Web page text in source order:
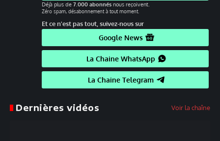
Déjà plus de 7.000 abonnés nous reçoivent.
Zéro spam, désabonnement à tout moment.
Et ce n'est pas tout, suivez-nous sur
Google News
La Chaine WhatsApp
La Chaine Telegram
Dernières vidéos Voir la chaîne